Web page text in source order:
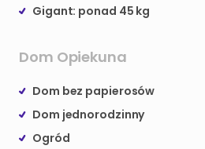
Gigant: ponad 45 kg
Dom Opiekuna
Dom bez papierosów
Dom jednorodzinny
Ogród